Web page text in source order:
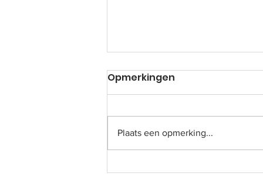
No-egg salad
Opmerkingen
Plaats een opmerking...